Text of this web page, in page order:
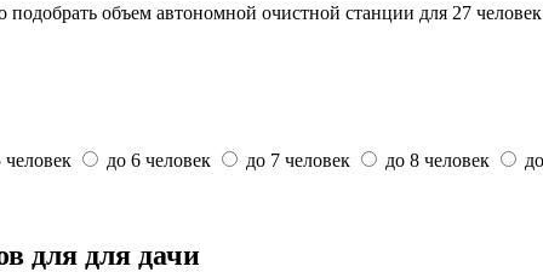
объем автономной очистной станции для 27
человек до 6 человек до 7 человек до 8 человек
для для дачи